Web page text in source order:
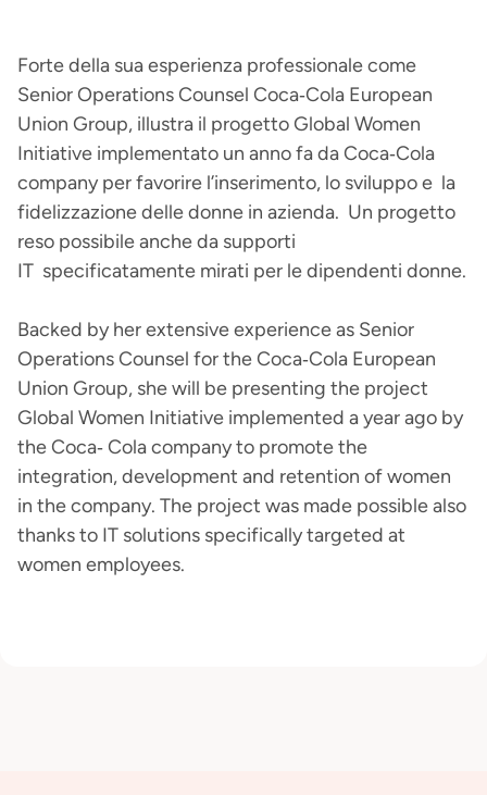
Forte della sua esperienza professionale come
Senior Operations Counsel Coca‐Cola European
Union Group, illustra il progetto Global Women
Initiative implementato un anno fa da Coca‐Cola
company per favorire l’inserimento, lo sviluppo e la
fidelizzazione delle donne in azienda. Un progetto
reso possibile anche da supporti
IT specificatamente mirati per le dipendenti donne.
Backed by her extensive experience as Senior
Operations Counsel for the Coca‐Cola European
Union Group, she will be presenting the project
Global Women Initiative implemented a year ago by
the Coca‐ Cola company to promote the
integration, development and retention of women
in the company. The project was made possible also
thanks to IT solutions specifically targeted at
women employees.